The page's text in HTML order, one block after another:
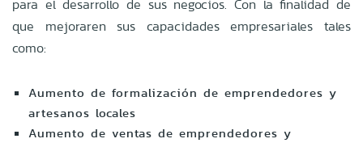
para el desarrollo de sus negocios. Con la finalidad de
que mejoraren sus capacidades empresariales tales
como:
Aumento de formalización de emprendedores y
artesanos locales
Aumento de ventas de emprendedores y